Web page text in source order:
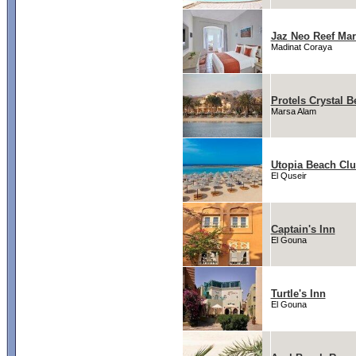
Jaz Neo Reef
Madinat Coraya
Protels Crystal
Marsa Alam
Utopia Beach
El Quseir
Captain's Inn
El Gouna
Turtle's Inn
El Gouna